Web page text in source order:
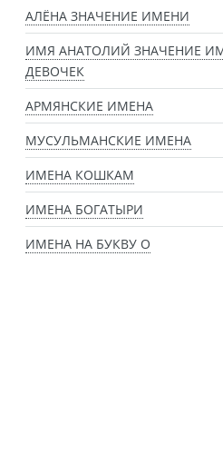
АЛЁНА ЗНАЧЕНИЕ ИМЕНИ
ИМЯ АНАТОЛИЙ ЗНАЧЕНИЕ
ДЕВОЧЕК
АРМЯНСКИЕ ИМЕНА
МУСУЛЬМАНСКИЕ ИМЕНА
ИМЕНА КОШКАМ
ИМЕНА БОГАТЫРИ
ИМЕНА НА БУКВУ О